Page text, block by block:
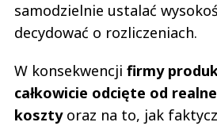
samodzielnie ustalać
decydować o rozliczeniach.
W konsekwencji firmy
całkowicie odcięte od
kosztyoraz na to, jak